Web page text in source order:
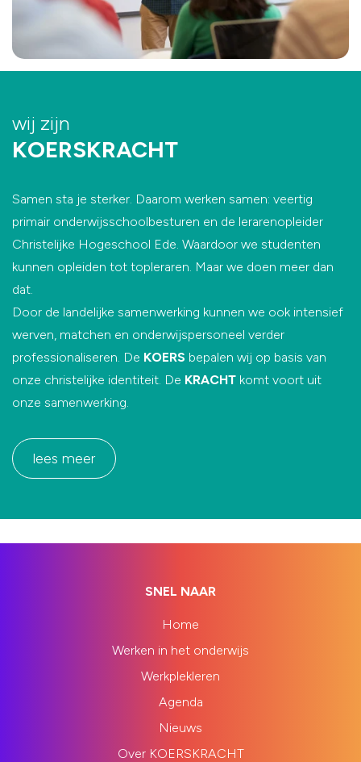
wij zijn
KOERSKRACHT
Samen sta je sterker. Daarom werken samen: veertig
primair onderwijsschoolbesturen en de lerarenopleider
Christelijke Hogeschool Ede. Waardoor we studenten
kunnen opleiden tot topleraren. Maar we doen meer dan
dat.
Door de landelijke samenwerking kunnen we ook intensief
werven, matchen en onderwijspersoneel verder
professionaliseren. De KOERS bepalen wij op basis van
onze christelijke identiteit. De KRACHT komt voort uit
onze samenwerking.
lees meer
SNEL NAAR
Home
Werken in het onderwijs
Werkplekleren
Agenda
Nieuws
Over KOERSKRACHT